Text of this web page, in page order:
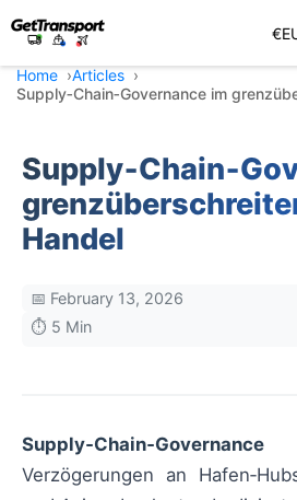
€
Home
Articles
Supply‑Chain‑Governance im
Handel
📅 February 13, 2026
⏱️ 5 Min
Supply‑Chain‑Governance
Verzögerungen an